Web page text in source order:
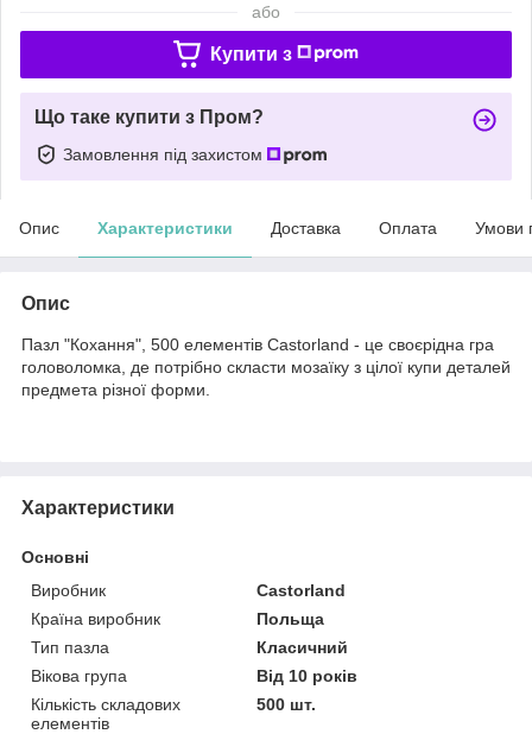
або
Купити з
Що таке купити з Пром?
Замовлення під захистом
Опис Характеристики Доставка Оплата Умови
Опис
Пазл "Кохання", 500 елементів Castorland - це своєрідна гра
головоломка, де потрібно скласти мозаїку з цілої купи деталей
предмета різної форми.
Характеристики
Основні
Виробник
Castorland
Країна виробник
Польща
Тип пазла
Класичний
Вікова група
Від 10 років
Кількість складових
елементів
500 шт.